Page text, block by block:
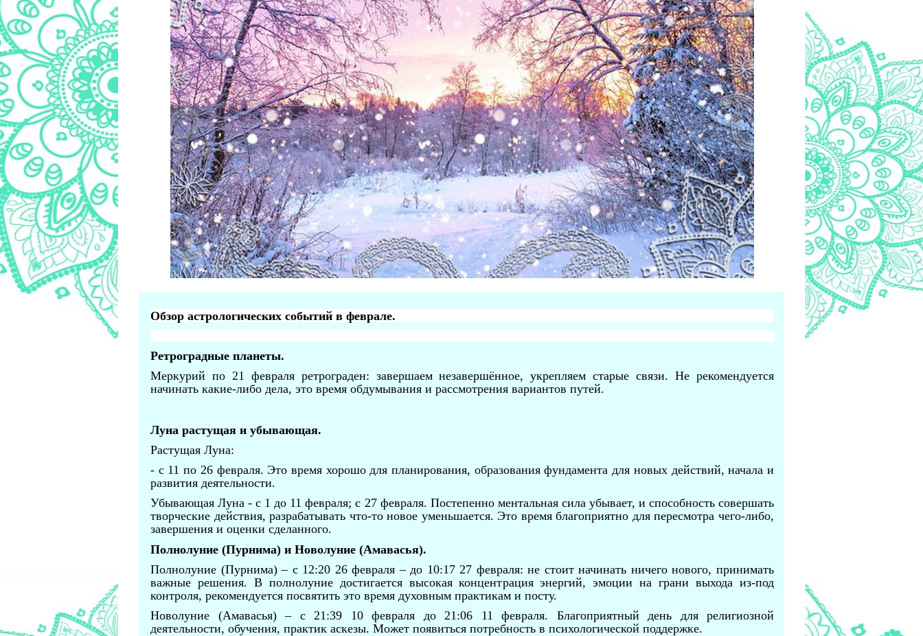
Обзор астрологических событий в феврале.
Ретроградные планеты.
Меркурий по 21 февраля ретрограден: завершаем незавершённое, укрепляем старые связи. Не рекомендуется
начинать какие-либо дела, это время обдумывания и рассмотрения вариантов путей.
Луна растущая и убывающая.
Растущая Луна:
- с 11 по 26 февраля. Это время хорошо для планирования, образования фундамента для новых действий, начала и
развития деятельности.
Убывающая Луна - с 1 до 11 февраля; с 27 февраля. Постепенно ментальная сила убывает, и способность совершать
творческие действия, разрабатывать что-то новое уменьшается. Это время благоприятно для пересмотра чего-либо,
завершения и оценки сделанного.
Полнолуние (Пурнима) и Новолуние (Амавасья).
Полнолуние (Пурнима) – с 12:20 26 февраля – до 10:17 27 февраля: не стоит начинать ничего нового, принимать
важные решения. В полнолуние достигается высокая концентрация энергий, эмоции на грани выхода из-под
контроля, рекомендуется посвятить это время духовным практикам и посту.
Новолуние (Амавасья) – с 21:39 10 февраля до 21:06 11 февраля. Благоприятный день для религиозной
деятельности, обучения, практик аскезы. Может появиться потребность в психологической поддержке.